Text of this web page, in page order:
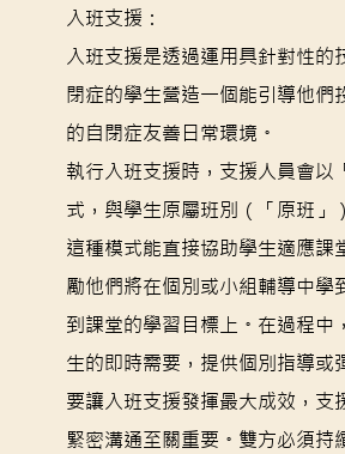
入班支援：
入班支援是透過運用具針對性的
閉症的學生營造一個能引導他們
的自閉症友善日常環境。
執行入班支援時，支援人員會以
式，與學生原屬班別（「原班」
這種模式能直接協助學生適應課
勵他們將在個別或小組輔導中學
到課堂的學習目標上。在過程中
生的即時需要，提供個別指導或
要讓入班支援發揮最大成效，支
緊密溝通至關重要。雙方必須持